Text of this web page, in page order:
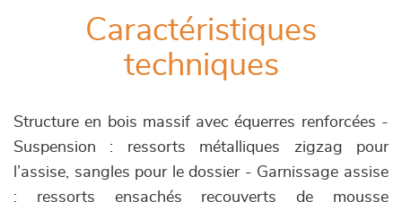
Caractéristiques
techniques
Structure en bois massif avec équerres renforcées -
Suspension : ressorts métalliques zigzag pour
l’assise, sangles pour le dossier - Garnissage assise
: ressorts ensachés recouverts de mousse